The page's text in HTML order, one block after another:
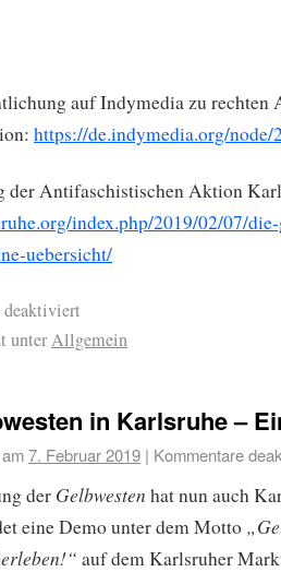
auf Indymedia zu rechten
https://de.indymedia.org/node/
der Antifaschistischen Aktion
index.php/2019/02/07/
uebersicht/
deaktiviert
unterAllgemein
in Karlsruhe –
7. Februar 2019 | Kommentare
der Gelbwesten hat nun auch
eine Demo unter dem Motto „
auf dem Karlsruher